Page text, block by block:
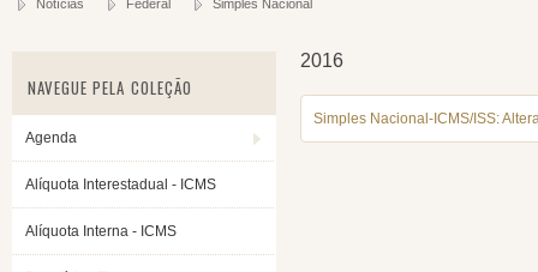
Notícias Federal Simples Nacional
NAVEGUE PELA COLEÇÃO
Agenda
Alíquota Interestadual - ICMS
Alíquota Interna - ICMS
2016
Simples Nacional-ICMS/ISS: